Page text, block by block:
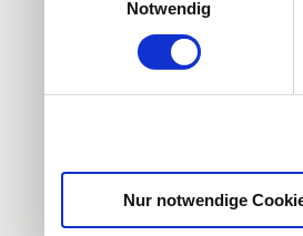
Partner
weiteren
Notwendig
Nur notwendige